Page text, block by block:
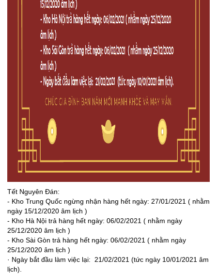
Tết Nguyên Đán:
- Kho Trung Quốc ngừng nhận hàng hết ngày: 27/01/2021 ( nhằm
ngày 15/12/2020 âm lịch )
- Kho Hà Nội trả hàng hết ngày: 06/02/2021 ( nhằm ngày
25/12/2020 âm lịch )
- Kho Sài Gòn trả hàng hết ngày: 06/02/2021 ( nhằm ngày
25/12/2020 âm lịch )
· Ngày bắt đầu làm việc lại: 21/02/2021 (tức ngày 10/01/2021 âm
lịch).